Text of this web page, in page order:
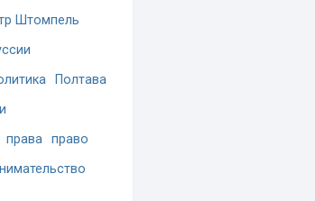
Штомпель
Полтава
права право